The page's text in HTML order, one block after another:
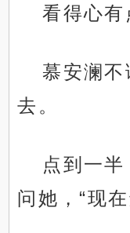
看得心有
慕安澜
去。
点到一半
问她，“现